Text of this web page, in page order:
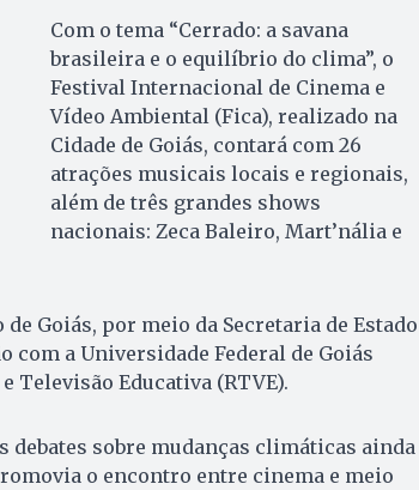
Com o tema “Cerrado: a savana
brasileira e o equilíbrio do clima”, o
Festival Internacional de Cinema e
Vídeo Ambiental (Fica), realizado na
Cidade de Goiás, contará com 26
atrações musicais locais e regionais,
além de três grandes shows
nacionais: Zeca Baleiro, Mart’nália e
Goiás, por meio da Secretaria de Estado
com a Universidade Federal de Goiás
Televisão Educativa (RTVE).
debates sobre mudanças climáticas ainda
o encontro entre cinema e meio